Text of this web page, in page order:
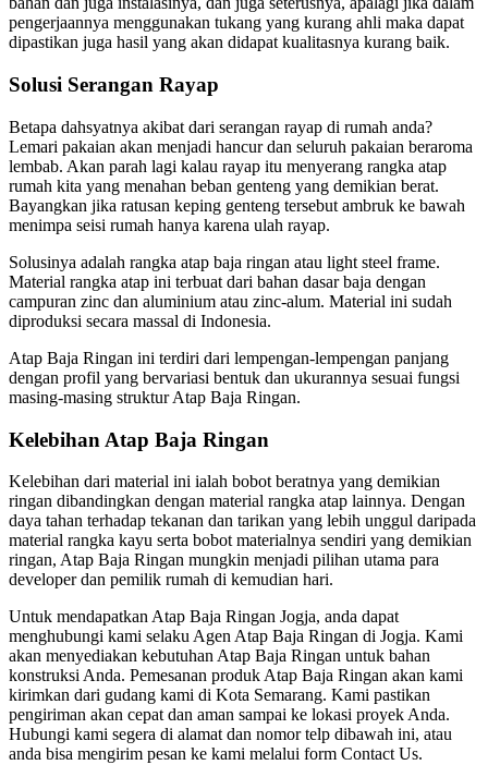
pengerjaannya menggunakan tukang yang kurang ahli maka dapat
dipastikan juga hasil yang akan didapat kualitasnya kurang baik.
Solusi Serangan Rayap
Betapa dahsyatnya akibat dari serangan rayap di rumah anda?
Lemari pakaian akan menjadi hancur dan seluruh pakaian beraroma
lembab. Akan parah lagi kalau rayap itu menyerang rangka atap
rumah kita yang menahan beban genteng yang demikian berat.
Bayangkan jika ratusan keping genteng tersebut ambruk ke bawah
menimpa seisi rumah hanya karena ulah rayap.
Solusinya adalah rangka atap baja ringan atau light steel frame.
Material rangka atap ini terbuat dari bahan dasar baja dengan
campuran zinc dan aluminium atau zinc-alum. Material ini sudah
diproduksi secara massal di Indonesia.
Atap Baja Ringan ini terdiri dari lempengan-lempengan panjang
dengan profil yang bervariasi bentuk dan ukurannya sesuai fungsi
masing-masing struktur Atap Baja Ringan.
Kelebihan Atap Baja Ringan
Kelebihan dari material ini ialah bobot beratnya yang demikian
ringan dibandingkan dengan material rangka atap lainnya. Dengan
daya tahan terhadap tekanan dan tarikan yang lebih unggul daripada
material rangka kayu serta bobot materialnya sendiri yang demikian
ringan, Atap Baja Ringan mungkin menjadi pilihan utama para
developer dan pemilik rumah di kemudian hari.
Untuk mendapatkan Atap Baja Ringan Jogja, anda dapat
menghubungi kami selaku Agen Atap Baja Ringan di Jogja. Kami
akan menyediakan kebutuhan Atap Baja Ringan untuk bahan
konstruksi Anda. Pemesanan produk Atap Baja Ringan akan kami
kirimkan dari gudang kami di Kota Semarang. Kami pastikan
pengiriman akan cepat dan aman sampai ke lokasi proyek Anda.
Hubungi kami segera di alamat dan nomor telp dibawah ini, atau
anda bisa mengirim pesan ke kami melalui form Contact Us.